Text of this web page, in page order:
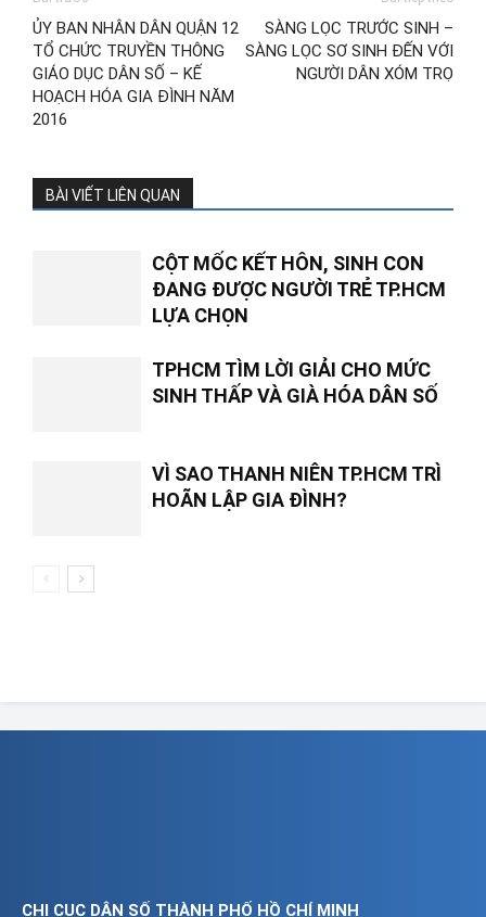
ỦY BAN NHÂN DÂN QUẬN 12
TỔ CHỨC TRUYỀN THÔNG
GIÁO DỤC DÂN SỐ – KẾ
HOẠCH HÓA GIA ĐÌNH NĂM
2016
SÀNG LỌC TRƯỚC SINH –
SÀNG LỌC SƠ SINH ĐẾN VỚI
NGƯỜI DÂN XÓM TRỌ
BÀI VIẾT LIÊN QUAN
CỘT MỐC KẾT HÔN, SINH CON
ĐANG ĐƯỢC NGƯỜI TRẺ TP.HCM
LỰA CHỌN
TPHCM TÌM LỜI GIẢI CHO MỨC
SINH THẤP VÀ GIÀ HÓA DÂN SỐ
VÌ SAO THANH NIÊN TP.HCM TRÌ
HOÃN LẬP GIA ĐÌNH?
CHI CỤC DÂN SỐ THÀNH PHỐ HỒ CHÍ MINH